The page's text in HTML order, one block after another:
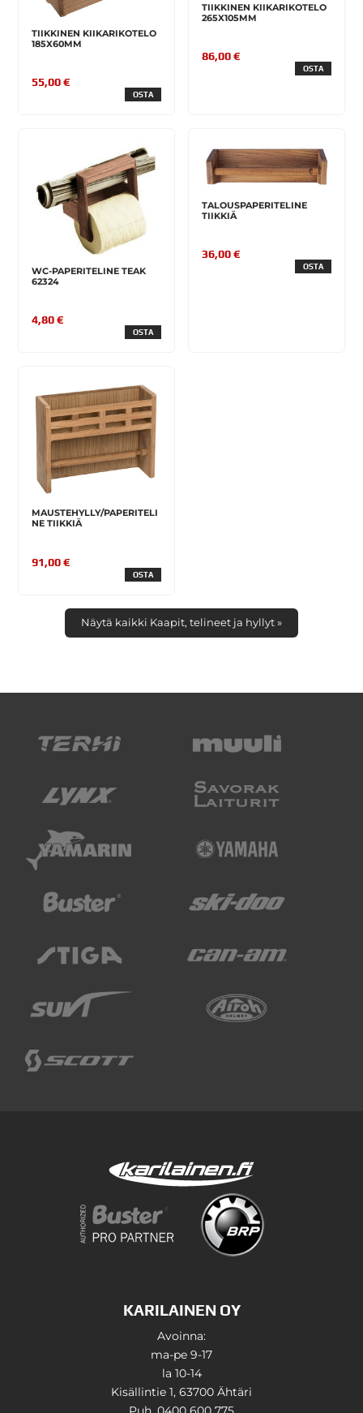
TIIKKINEN KIIKARIKOTELO
185X60MM
55,00 €
OSTA
TIIKKINEN KIIKARIKOTELO
265X105MM
86,00 €
OSTA
WC-PAPERITELINE TEAK
62324
4,80 €
OSTA
TALOUSPAPERITELINE
TIIKKIÄ
36,00 €
OSTA
MAUSTEHYLLY/PAPERITELI
NE TIIKKIÄ
91,00 €
OSTA
Näytä kaikki Kaapit, telineet ja hyllyt »
KARILAINEN OY
Avoinna:
ma-pe 9-17
la 10-14
Kisällintie 1, 63700 Ähtäri